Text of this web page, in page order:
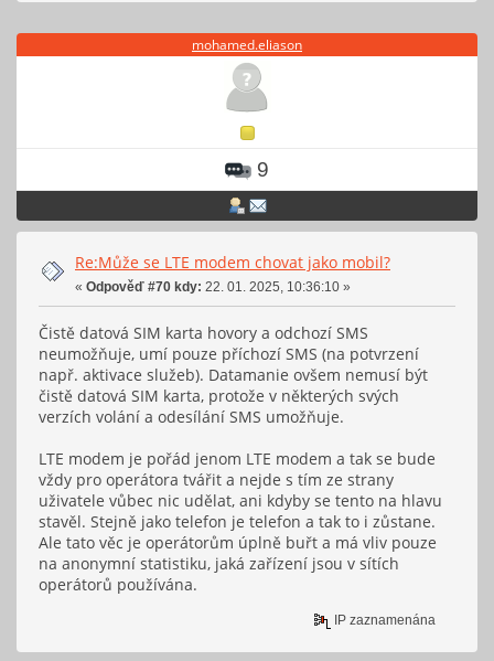
mohamed.eliason
9
Re:Může se LTE modem chovat jako mobil?
« Odpověď #70 kdy: 22. 01. 2025, 10:36:10 »
Čistě datová SIM karta hovory a odchozí SMS
neumožňuje, umí pouze příchozí SMS (na potvrzení
např. aktivace služeb). Datamanie ovšem nemusí být
čistě datová SIM karta, protože v některých svých
verzích volání a odesílání SMS umožňuje.
LTE modem je pořád jenom LTE modem a tak se bude
vždy pro operátora tvářit a nejde s tím ze strany
uživatele vůbec nic udělat, ani kdyby se tento na hlavu
stavěl. Stejně jako telefon je telefon a tak to i zůstane.
Ale tato věc je operátorům úplně buřt a má vliv pouze
na anonymní statistiku, jaká zařízení jsou v sítích
operátorů používána.
IP zaznamenána